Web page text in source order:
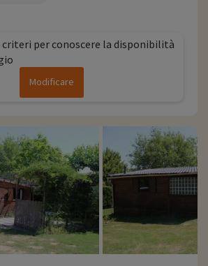
per conoscere la disponibilità
Modificare